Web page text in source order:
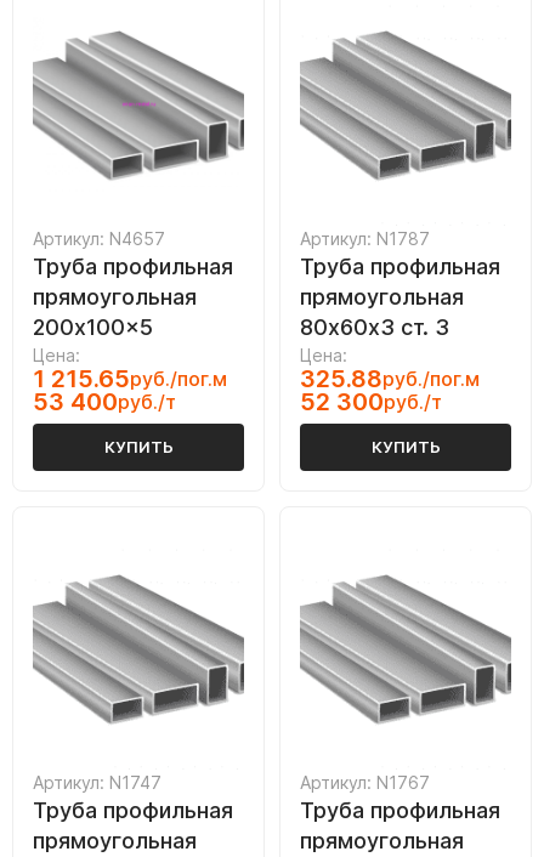
Артикул: N4657
Труба профильная
прямоугольная
200x100x5
Цена:
1 215.65руб./пог.м
53 400руб./т
КУПИТЬ
Артикул: N1787
Труба профильная
прямоугольная
80х60х3 ст. 3
Цена:
325.88руб./пог.м
52 300руб./т
КУПИТЬ
Артикул: N1747
Труба профильная
прямоугольная
Артикул: N1767
Труба профильная
прямоугольная